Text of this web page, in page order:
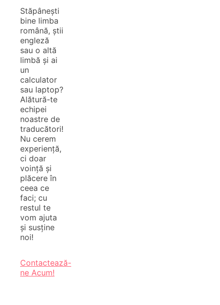
Stăpânești
bine limba
română, știi
engleză
sau o altă
limbă și ai
un
calculator
sau laptop?
Alătură-te
echipei
noastre de
traducători!
Nu cerem
experiență,
ci doar
voință și
plăcere în
ceea ce
faci; cu
restul te
vom ajuta
și susține
noi!
Contactează-
ne Acum!